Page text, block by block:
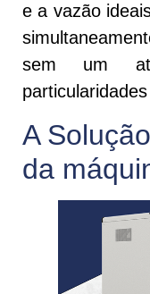
e a vazão
sem um
A
da